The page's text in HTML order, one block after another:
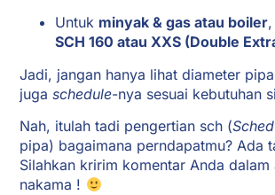
Untuk minyak & gas atau boiler
SCH 160 atau XXS (Double
Jadi, jangan hanya lihat diameter
jugaschedule-nya sesuai kebutuhan
Nah, itulah tadi pengertian sch (
pipa) bagaimana perndapatmu? Ada
Silahkan kririm komentar Anda
nakama !